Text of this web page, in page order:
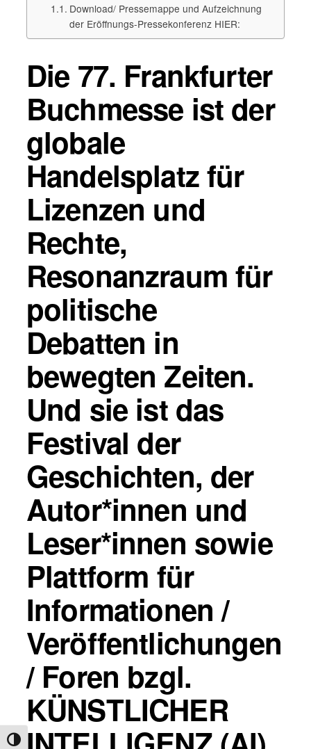
Umschalten auf hohe Kontraste
Download/ Pressemappe und Aufzeichnung
der Eröffnungs-Pressekonferenz HIER:
Die 77. Frankfurter
Buchmesse ist der
globale
Handelsplatz für
Lizenzen und
Rechte,
Resonanzraum für
politische
Debatten in
bewegten Zeiten.
Und sie ist das
Festival der
Geschichten, der
Autor*innen und
Leser*innen sowie
Plattform für
Informationen /
Veröffentlichungen
/ Foren bzgl.
KÜNSTLICHER